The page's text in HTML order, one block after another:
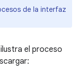
de la interfaz
el proceso